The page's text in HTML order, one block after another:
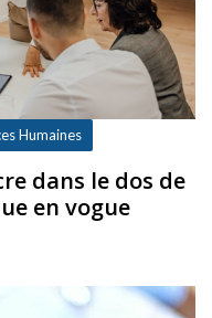
Humaines
dans le dos de
en vogue